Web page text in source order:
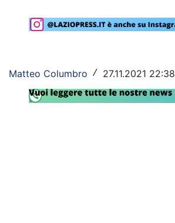
Lazio Women
Social
Matteo Columbro / 27.11.2021 22:38